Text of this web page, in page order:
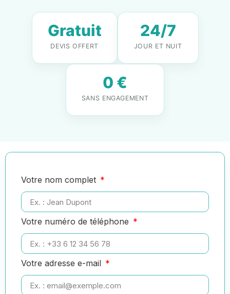
Gratuit
DEVIS OFFERT
24/7
JOUR ET NUIT
0 €
SANS ENGAGEMENT
Votre nom complet
Votre numéro de téléphone
Votre adresse e-mail